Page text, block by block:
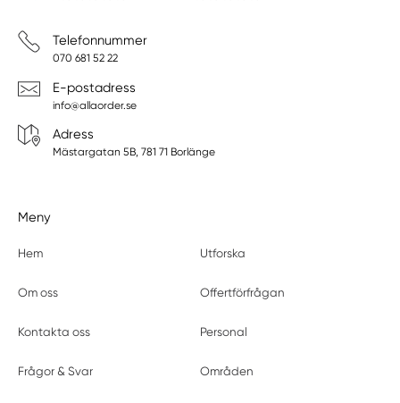
Telefonnummer
070 681 52 22
E-postadress
info@allaorder.se
Adress
Mästargatan 5B, 781 71 Borlänge
Meny
Hem Utforska
Om oss Offertförfrågan
Kontakta oss Personal
Frågor & Svar Områden